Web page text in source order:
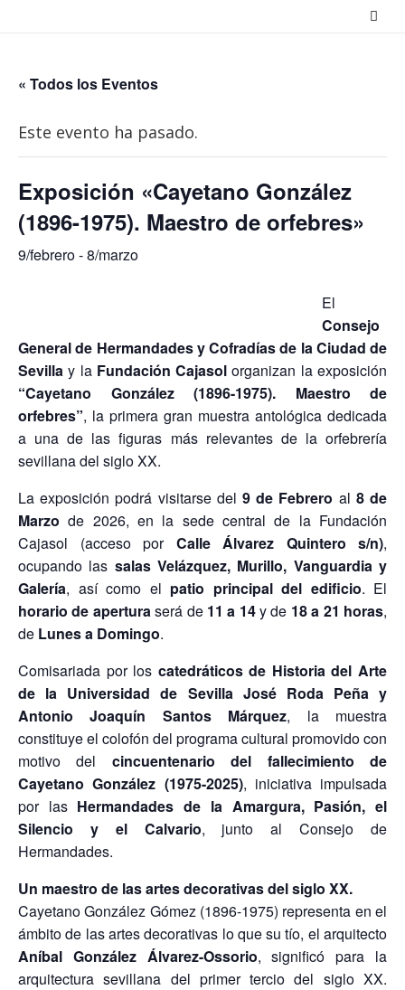
« Todos los Eventos
Este evento ha pasado.
Exposición «Cayetano González
(1896-1975). Maestro de orfebres»
9/febrero-8/marzo
El
Consejo
General de Hermandades y Cofradías de la Ciudad de
Sevilla y la Fundación Cajasolorganizan la exposición
“Cayetano González (1896-1975). Maestro de
orfebres”, la primera gran muestra antológica dedicada
a una de las figuras más relevantes de la orfebrería
sevillana del siglo XX.
La exposición podrá visitarse del 9 de Febrero al 8 de
Marzo de 2026, en la sede central de la Fundación
Cajasol (acceso por Calle Álvarez Quintero s/n),
ocupando las salas Velázquez, Murillo, Vanguardia y
Galería, así como el patio principal del edificio. El
horario de aperturaserá de 11 a 14y de 18 a 21 horas,
de Lunes a Domingo.
Comisariada por los catedráticos de Historia del Arte
de la Universidad de Sevilla José Roda Peña y
Antonio Joaquín Santos Márquez, la muestra
constituye el colofón del programa cultural promovido con
motivo del cincuentenario del fallecimiento de
Cayetano González (1975-2025), iniciativa impulsada
por las Hermandades de la Amargura, Pasión, el
Silencio y el Calvario, junto al Consejo de
Hermandades.
Un maestro de las artes decorativas del siglo XX.
Cayetano González Gómez (1896-1975) representa en el
ámbito de las artes decorativas lo que su tío, el arquitecto
Aníbal González Álvarez-Ossorio, significó para la
arquitectura sevillana del primer tercio del siglo XX.